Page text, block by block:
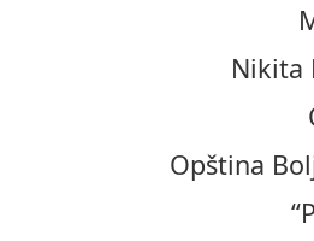
Nikita
Opština